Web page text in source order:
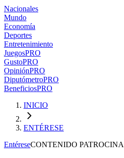
Nacionales
Mundo
Economía
Deportes
Entretenimiento
JuegosPRO
GustoPRO
OpiniónPRO
DiputómetroPRO
BeneficiosPRO
INICIO
ENTÉRESE
EntéreseCONTENIDO